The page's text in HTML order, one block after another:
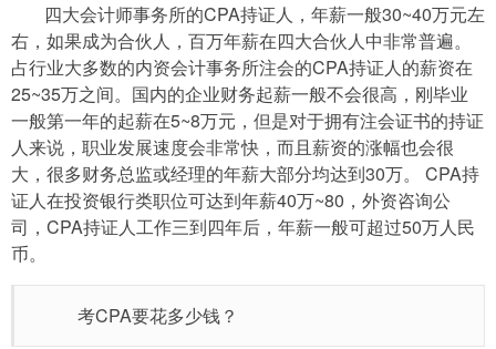
四大会计师事务所的CPA持证人，年薪一般30~40万元左
右，如果成为合伙人，百万年薪在四大合伙人中非常普遍。
占行业大多数的内资会计事务所注会的CPA持证人的薪资在
25~35万之间。国内的企业财务起薪一般不会很高，刚毕业
一般第一年的起薪在5~8万元，但是对于拥有注会证书的持证
人来说，职业发展速度会非常快，而且薪资的涨幅也会很
大，很多财务总监或经理的年薪大部分均达到30万。 CPA持
证人在投资银行类职位可达到年薪40万~80，外资咨询公
司，CPA持证人工作三到四年后，年薪一般可超过50万人民
币。
考CPA要花多少钱？